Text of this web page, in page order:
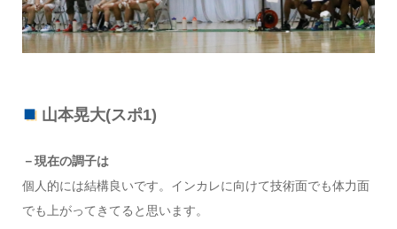
山本晃大(スポ1)
－現在の調子は
個人的には結構良いです。インカレに向けて技術面でも体力面
でも上がってきてると思います。